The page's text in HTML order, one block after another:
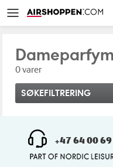
0 varer
SØKEFILTRERING
+47 64 00